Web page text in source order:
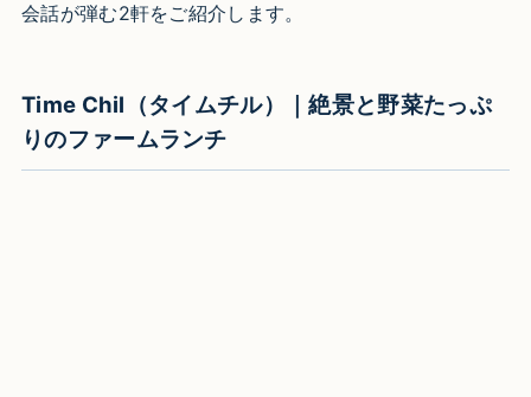
会話が弾む2軒をご紹介します。
Time Chil（タイムチル）｜絶景と野菜たっぷ
りのファームランチ